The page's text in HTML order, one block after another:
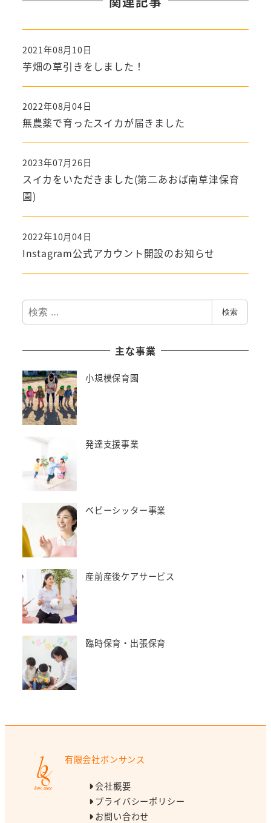
芋畑の草引きをしました！
2021年08月10日
無農薬で育ったスイカが届きました
2022年08月04日
スイカをいただきました(第二あおば南草津保育
園)
2023年07月26日
Instagram公式アカウント開設のお知らせ
2022年10月04日
検
索
検索
主な事業
小規模保育園
発達支援事業
ベビーシッター事業
産前産後ケアサービス
臨時保育・出張保育
有限会社ボンサンス
会社概要
プライバシーポリシー
お問い合わせ